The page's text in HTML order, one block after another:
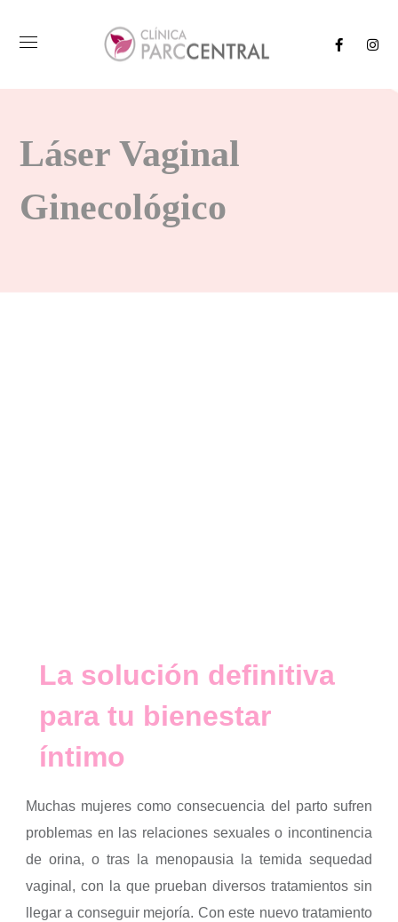
Láser Vaginal
Ginecológico
La solución definitiva
para tu bienestar
íntimo
Muchas mujeres como consecuencia del parto sufren
problemas en las relaciones sexuales o incontinencia
de orina, o tras la menopausia la temida sequedad
vaginal, con la que prueban diversos tratamientos sin
llegar a conseguir mejoría. Con este nuevo tratamiento